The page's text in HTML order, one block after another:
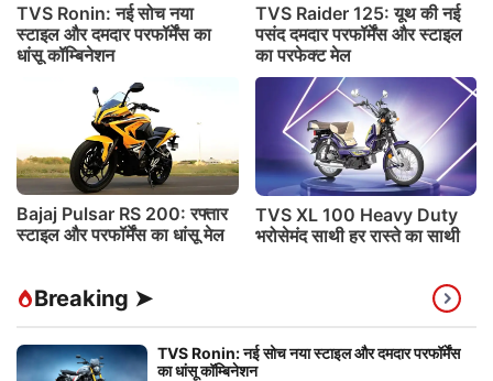
TVS Ronin: नई सोच नया
स्टाइल और दमदार परफॉर्मेंस का
धांसू कॉम्बिनेशन
TVS Raider 125: यूथ की नई
पसंद दमदार परफॉर्मेंस और स्टाइल
का परफेक्ट मेल
Bajaj Pulsar RS 200: रफ्तार
स्टाइल और परफॉर्मेंस का धांसू मेल
TVS XL 100 Heavy Duty
भरोसेमंद साथी हर रास्ते का साथी
Breaking ➤
TVS Ronin: नई सोच नया स्टाइल और दमदार परफॉर्मेंस
का धांसू कॉम्बिनेशन